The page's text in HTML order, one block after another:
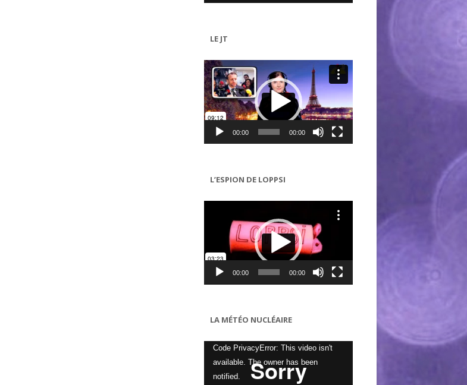
LE JT
Lecteur
vidéo
00:00 00:00
L’ESPION DE LOPPSI
Lecteur
00:00 00:00
LA MÉTÉO NUCLÉAIRE
Lecteur
vidéo
Code PrivacyError: This video isn't
available. The owner has been
notified.